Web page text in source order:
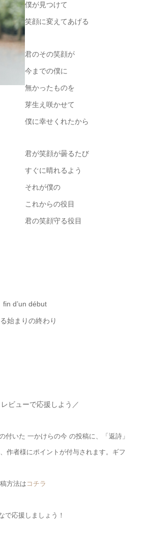
僕が見つけて
笑顔に変えてあげる
君のその笑顔が
今までの僕に
無かったものを
芽生え咲かせて
僕に幸せくれたから
君が笑顔が曇るたび
すぐに晴れるよう
それが僕の
これからの役目
君の笑顔守る役目
fin d’un début
始まりの終わり
ビューで応援しよう／
付いた 一かけらの今 の投稿に、「返詩」
作者様にポイントが付与されます。ギフ
方法は コチラ
で応援しましょう！